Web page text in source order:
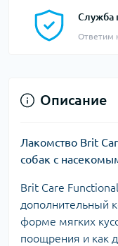
Служба
Ответим
Описание
Лакомство Brit
собак с
Brit Care
дополнительный
форме мягких
поощрения и как